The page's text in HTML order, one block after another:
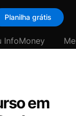
Planilha grátis
InfoMoney
em